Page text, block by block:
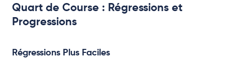
Quart de Course : Régressions et
Progressions
Régressions Plus Faciles